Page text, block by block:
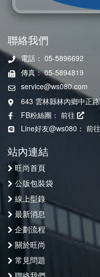
聯絡我們
電話： 05-5896692
傳真： 05-5894819
service@ws080.com
643 雲林縣林內鄉中正
FB粉絲團： 前往
Line好友@ws080： 前往
站內連結
旺尚首頁
公版包裝袋
線上型錄
最新消息
企劃流程
關於旺尚
常見問題